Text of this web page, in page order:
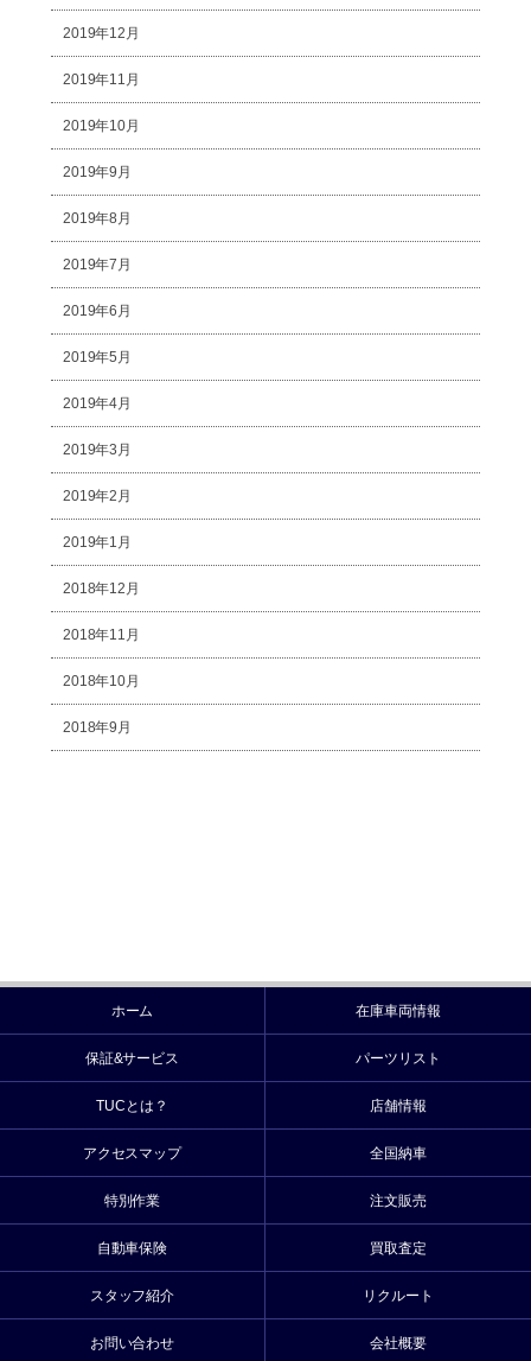
2019年12月
2019年11月
2019年10月
2019年9月
2019年8月
2019年7月
2019年6月
2019年5月
2019年4月
2019年3月
2019年2月
2019年1月
2018年12月
2018年11月
2018年10月
2018年9月
ホーム 在庫車両情報
保証&サービス パーツリスト
TUCとは？ 店舗情報
アクセスマップ 全国納車
特別作業 注文販売
自動車保険 買取査定
スタッフ紹介 リクルート
お問い合わせ 会社概要